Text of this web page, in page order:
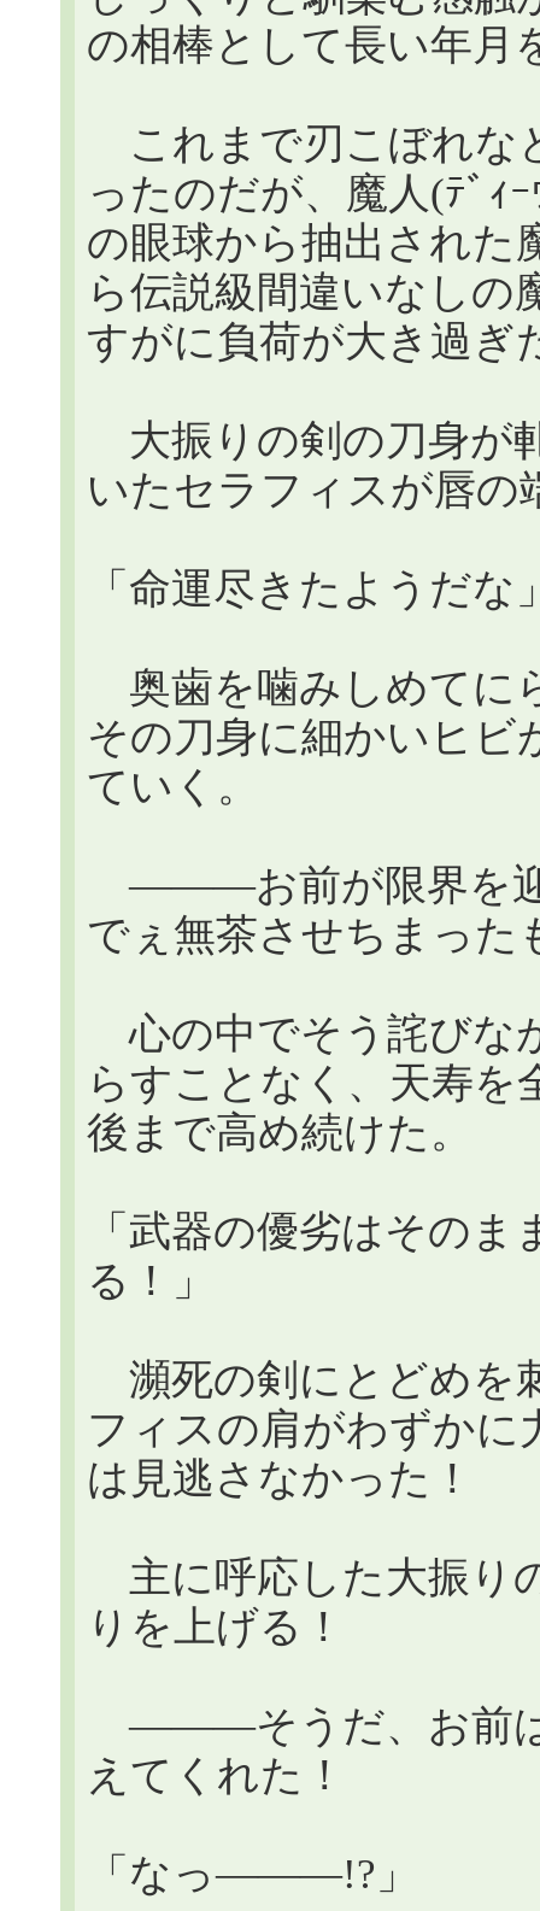
の相棒として長い年月
これまで刃こぼれな
ったのだが、魔人(ﾃﾞｨ
の眼球から抽出された
ら伝説級間違いなしの
すがに負荷が大き過ぎ
大振りの剣の刀身が
いたセラフィスが唇の
「命運尽きたようだな
奥歯を噛みしめてに
その刀身に細かいヒビ
ていく。
―――お前が限界を迎
でぇ無茶させちまっ
心の中でそう詫びな
らすことなく、天寿を
後まで高め続けた。
「武器の優劣はその
る！」
瀕死の剣にとどめを
フィスの肩がわずかに
は見逃さなかった！
主に呼応した大振り
りを上げる！
―――そうだ、お前は
えてくれた！
「なっ―――!?」